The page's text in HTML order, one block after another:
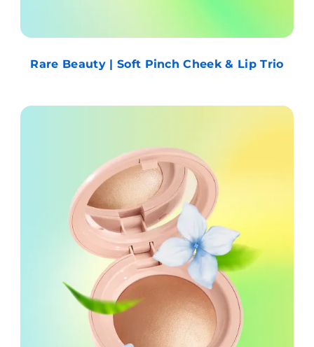
Rare Beauty | Soft Pinch Cheek & Lip Trio